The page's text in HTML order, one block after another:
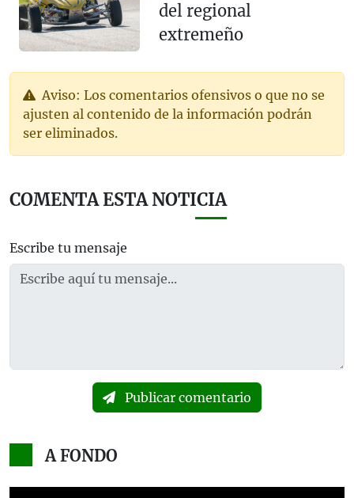
del regional
extremeño
Aviso: Los comentarios ofensivos o que no se
ajusten al contenido de la información podrán
ser eliminados.
COMENTA ESTA NOTICIA
Escribe tu mensaje
Publicar comentario
A FONDO